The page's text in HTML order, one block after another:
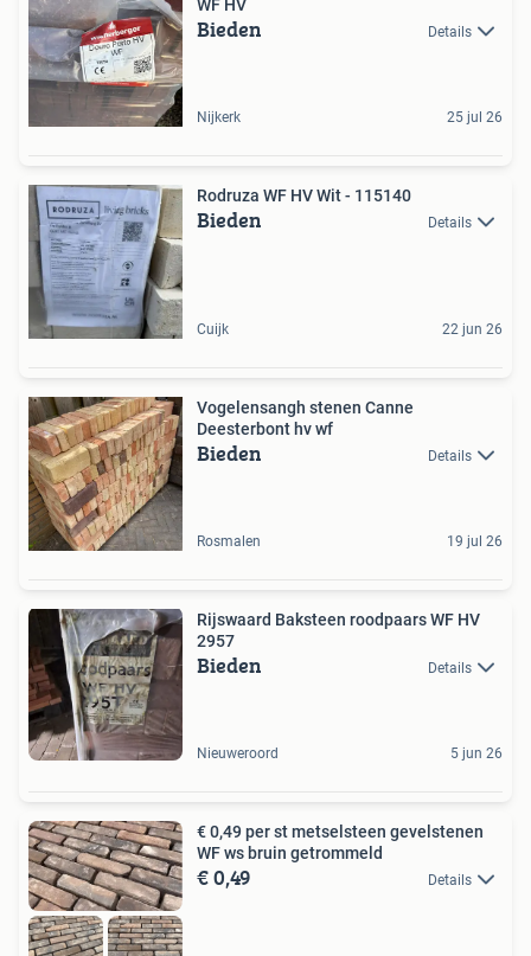
WF HV
Bieden Details
Nijkerk 25 jul 26
Rodruza WF HV Wit - 115140
Bieden Details
Cuijk 22 jun 26
Vogelensangh stenen Canne
Deesterbont hv wf
Bieden Details
Rosmalen 19 jul 26
Rijswaard Baksteen roodpaars WF HV
2957
Bieden Details
Nieuweroord 5 jun 26
€ 0,49 per st metselsteen gevelstenen
WF ws bruin getrommeld
€ 0,49 Details